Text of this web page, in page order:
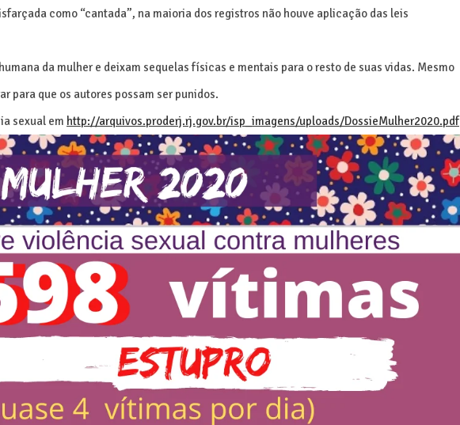
como “cantada”, na maioria dos registros não houve aplicação das leis
da mulher e deixam sequelas físicas e mentais para o resto de suas vidas. Mesmo
para que os autores possam ser punidos.
sexual em http://arquivos.proderj.rj.gov.br/isp_imagens/uploads/DossieMulher2020.pdf